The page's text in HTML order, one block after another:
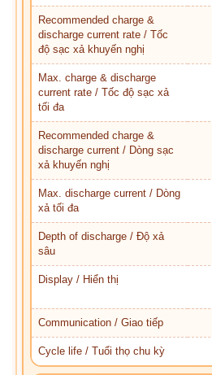
Recommended charge &
discharge current rate / Tốc
độ sạc xả khuyến nghị
Max. charge & discharge
current rate / Tốc độ sạc xả
tối đa
Recommended charge &
discharge current / Dòng sạc
xả khuyến nghị
Max. discharge current / Dòng
xả tối đa
Depth of discharge / Độ xả
sâu
Display / Hiển thị
Communication / Giao tiếp
Cycle life / Tuổi thọ chu kỳ